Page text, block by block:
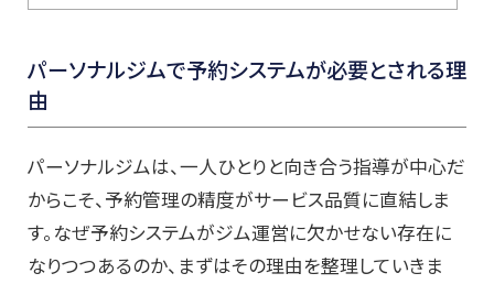
パーソナルジムで予約システムが必要とされる理
由
パーソナルジムは、一人ひとりと向き合う指導が中心だ
からこそ、予約管理の精度がサービス品質に直結しま
す。なぜ予約システムがジム運営に欠かせない存在に
なりつつあるのか、まずはその理由を整理していきま